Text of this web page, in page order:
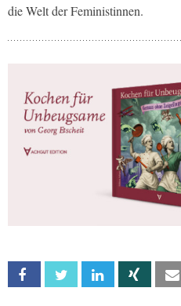
die Welt der Feministinnen.
Facebook Twitter Linkedin Xing